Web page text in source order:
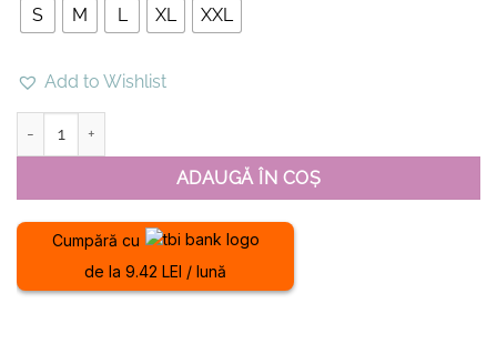
S M L XL XXL
Add to Wishlist
ADAUGĂ ÎN COȘ
Cumpără cu
de la 9.42 LEI / lună